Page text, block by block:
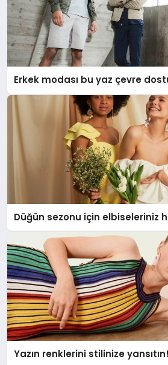
Erkek modası bu yaz çevre
Düğün sezonu için elbiseleriniz
Yazın renklerini stilinize yansıtın!